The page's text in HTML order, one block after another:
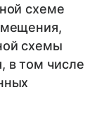
схеме
схемы
в том числе